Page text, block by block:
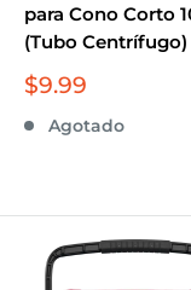
para Cono Corto
(Tubo Centrífugo)
Precio
venta
$9.99
Agotado